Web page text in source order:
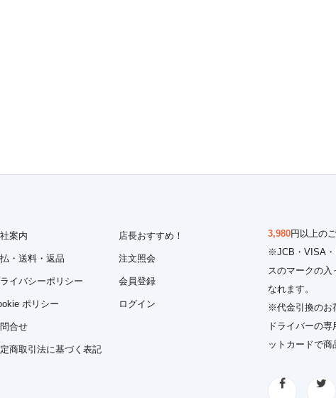
案内
・送料・返品
イバシーポリシー
ポリシー
合せ
商取引法に基づく表記
店長おすすめ！
注文照会
会員登録
ログイン
3,980円以上の
※JCB・VISA・
スのマークの
なれます。
※代金引換のお
ドライバーの
ットカードで商